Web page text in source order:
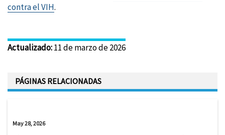
contra el VIH.
Actualizado:11 de marzo de 2026
PÁGINAS RELACIONADAS
May 28, 2026